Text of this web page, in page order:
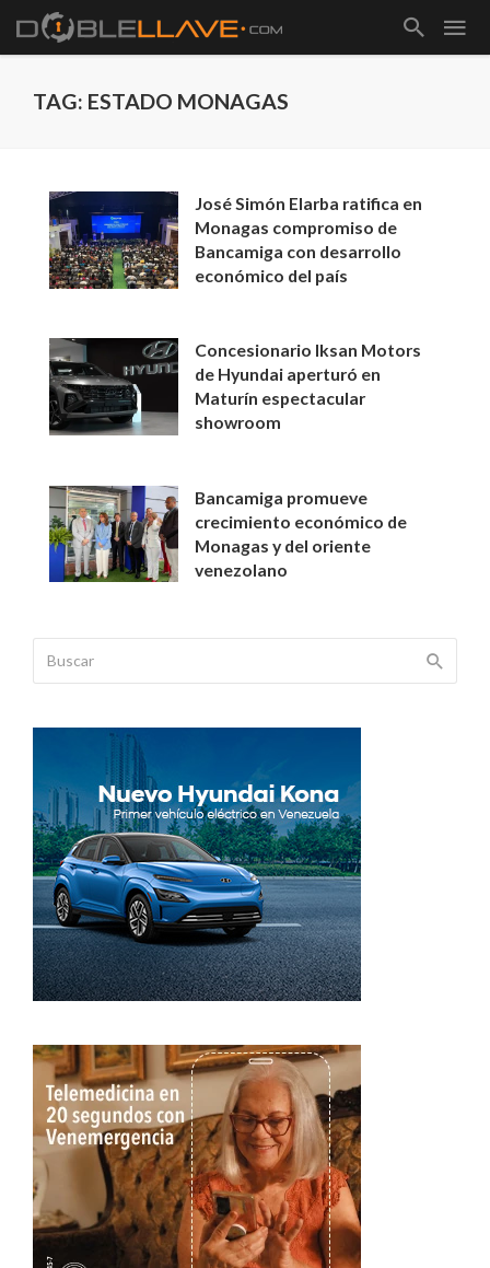
TAG: ESTADO MONAGAS
José Simón Elarba ratifica en
Monagas compromiso de
Bancamiga con desarrollo
económico del país
Concesionario Iksan Motors
de Hyundai aperturó en
Maturín espectacular
showroom
Bancamiga promueve
crecimiento económico de
Monagas y del oriente
venezolano